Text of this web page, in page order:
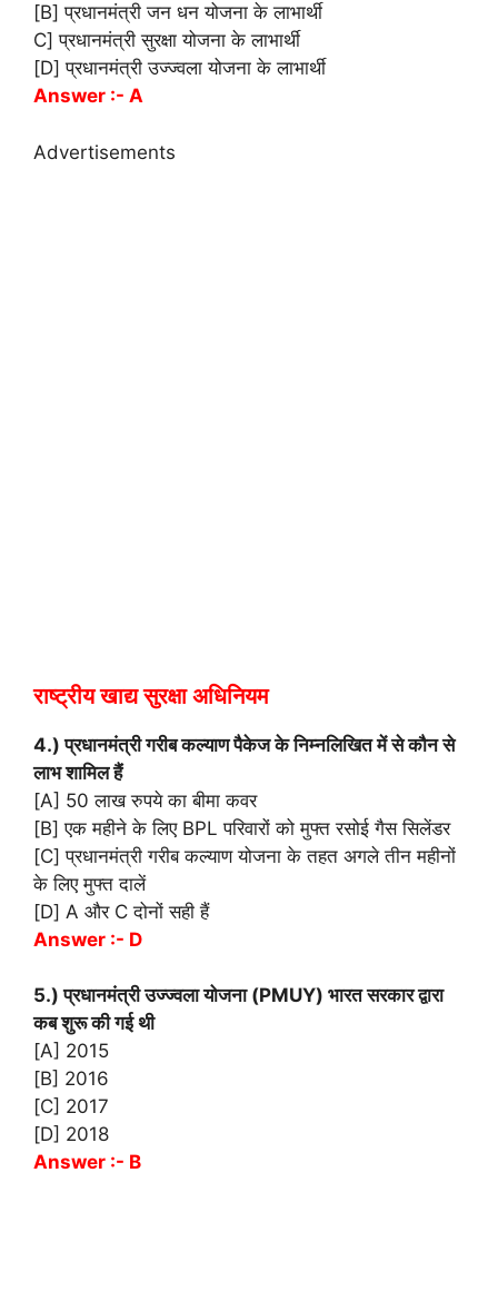
[B] प्रधानमंत्री जन धन योजना के लाभार्थी
C] प्रधानमंत्री सुरक्षा योजना के लाभार्थी
[D] प्रधानमंत्री उज्ज्वला योजना के लाभार्थी
Answer :- A
Advertisements
राष्‍ट्रीय खाद्य सुरक्षा अधिनियम
4.) प्रधानमंत्री गरीब कल्याण पैकेज के निम्नलिखित में से कौन से
लाभ शामिल हैं
[A] 50 लाख रुपये का बीमा कवर
[B] एक महीने के लिए BPL परिवारों को मुफ्त रसोई गैस सिलेंडर
[C] प्रधानमंत्री गरीब कल्याण योजना के तहत अगले तीन महीनों
के लिए मुफ्त दालें
[D] A और C दोनों सही हैं
Answer :- D
5.) प्रधानमंत्री उज्ज्वला योजना (PMUY) भारत सरकार द्वारा
कब शुरू की गई थी
[A] 2015
[B] 2016
[C] 2017
[D] 2018
Answer :- B